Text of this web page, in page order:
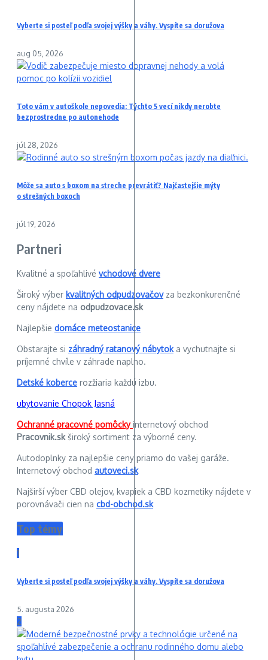
Vyberte si posteľ podľa svojej výšky a váhy. Vyspíte sa doružova
aug 05, 2026
Toto vám v autoškole nepovedia: Týchto 5 vecí nikdy nerobte
bezprostredne po autonehode
júl 28, 2026
Môže sa auto s boxom na streche prevrátiť? Najčastejšie mýty
o strešných boxoch
júl 19, 2026
Partneri
Kvalitné a spoľahlivé vchodové dvere
Široký výber kvalitných odpudzovačovza bezkonkurenčné
ceny nájdete na odpudzovace.sk
Najlepšie domáce meteostanice
Obstarajte si záhradný ratanový nábytoka vychutnajte si
príjemné chvíle v záhrade naplno.
Detské koberce rozžiaria každú izbu.
ubytovanie Chopok Jasná
Ochranné pracovné pomôckyinternetový obchod
Pracovnik.skširoký sortiment za výborné ceny.
Autodoplnky za najlepšie ceny priamo do vašej garáže.
Internetový obchod autoveci.sk
Najširší výber CBD olejov, kvapiek a CBD kozmetiky nájdete v
porovnávači cien na cbd-obchod.sk
Top témy
1
Vyberte si posteľ podľa svojej výšky a váhy. Vyspíte sa doružova
5. augusta 2026
2